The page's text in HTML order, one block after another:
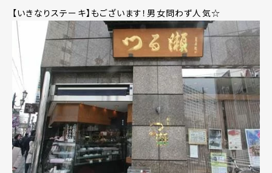
【いきなりステーキ】もございます！男女問わず人気☆